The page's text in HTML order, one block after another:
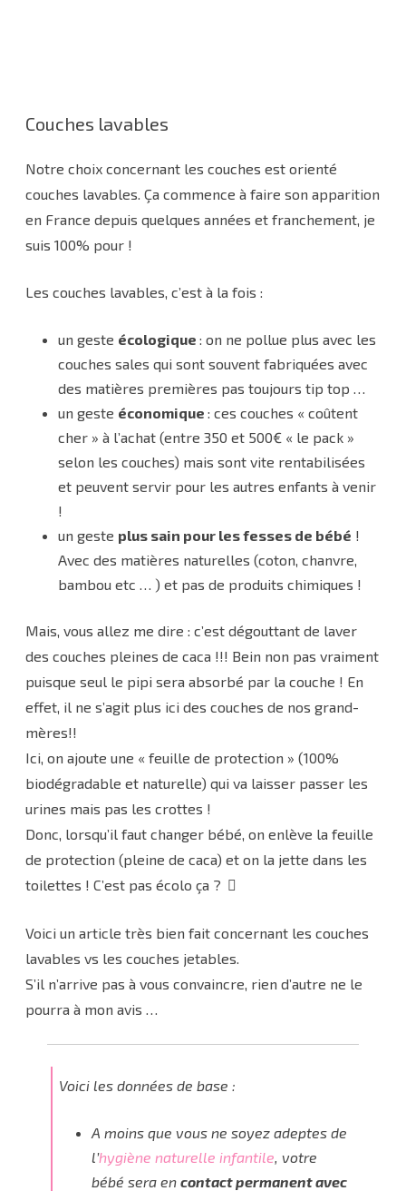
Couches lavables
Notre choix concernant les couches est orienté
couches lavables. Ça commence à faire son apparition
en France depuis quelques années et franchement, je
suis 100% pour !
Les couches lavables, c’est à la fois :
un geste écologique : on ne pollue plus avec les
couches sales qui sont souvent fabriquées avec
des matières premières pas toujours tip top …
un geste économique : ces couches « coûtent
cher » à l’achat (entre 350 et 500€ « le pack »
selon les couches) mais sont vite rentabilisées
et peuvent servir pour les autres enfants à venir
!
un geste plus sain pour les fesses de bébé !
Avec des matières naturelles (coton, chanvre,
bambou etc … ) et pas de produits chimiques !
Mais, vous allez me dire : c’est dégouttant de laver
des couches pleines de caca !!! Bein non pas vraiment
puisque seul le pipi sera absorbé par la couche ! En
effet, il ne s’agit plus ici des couches de nos grand-
mères!!
Ici, on ajoute une « feuille de protection » (100%
biodégradable et naturelle) qui va laisser passer les
urines mais pas les crottes !
Donc, lorsqu’il faut changer bébé, on enlève la feuille
de protection (pleine de caca) et on la jette dans les
toilettes ! C’est pas écolo ça ?
Voici un article très bien fait concernant les couches
lavables vs les couches jetables.
S’il n’arrive pas à vous convaincre, rien d’autre ne le
pourra à mon avis …
Voici les données de base :
A moins que vous ne soyez adeptes de
l’hygiène naturelle infantile, votre
bébé sera en contact permanent avec